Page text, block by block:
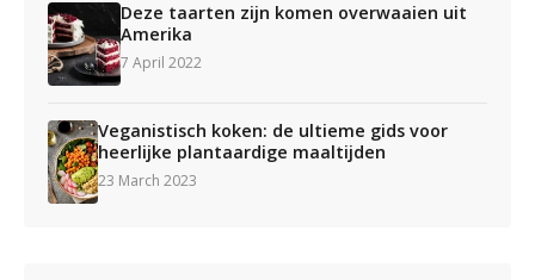
Deze taarten zijn komen overwaaien uit
Amerika
7 April 2022
Veganistisch koken: de ultieme gids voor
heerlijke plantaardige maaltijden
23 March 2023